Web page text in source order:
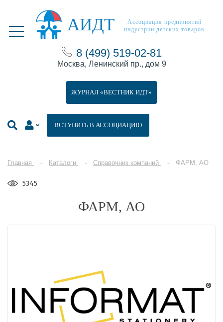
АИДТ
Ассоциация предприятий
индустрии детских товаров
8 (499) 519-02-81
Москва, Ленинский пр., дом 9
ВСТУПИТЬ В АССОЦИАЦИЮ
ЖУРНАЛ «ВЕСТНИК ИДТ»
Главная Каталоги Справочник компаний ФАРМ, АО
5345
ФАРМ, АО